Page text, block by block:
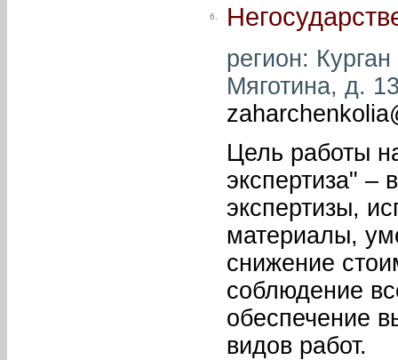
6.
регион:
Мяготина, д.
Цель работы
экспертиза" –
экспертизы,
материалы,
снижение
соблюдение
обеспечение
видов работ.